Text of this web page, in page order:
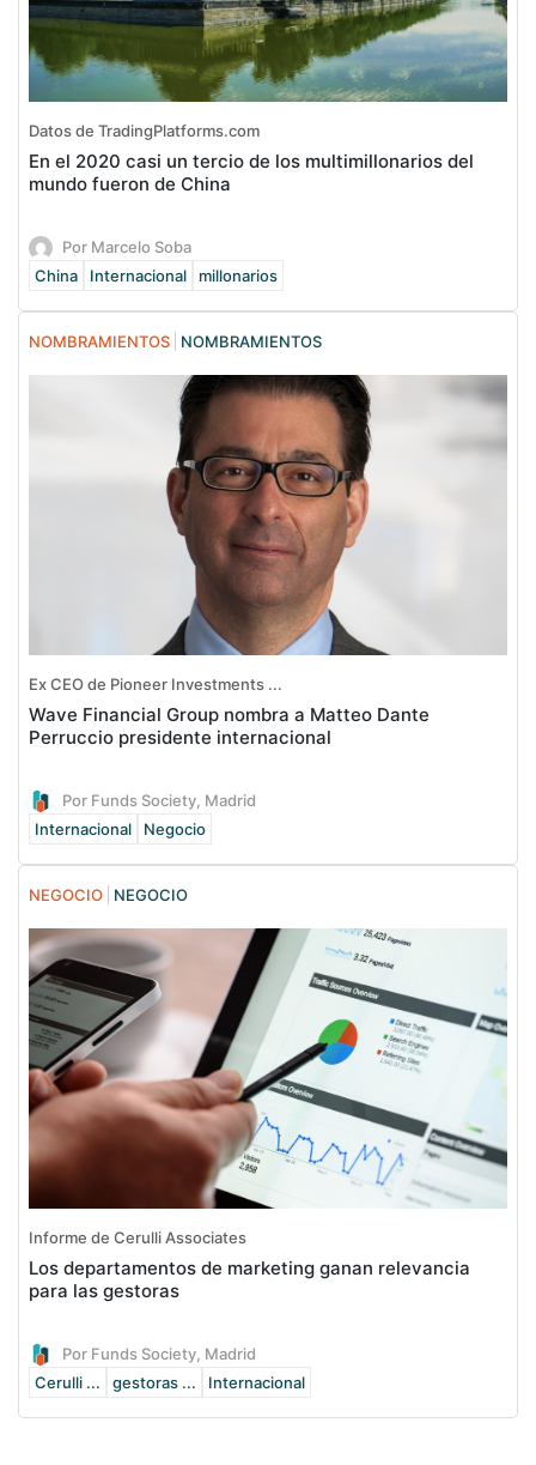
Datos de TradingPlatforms.com
En el 2020 casi un tercio de los multimillonarios del
mundo fueron de China
Por Marcelo Soba
China
Internacional millonarios
NOMBRAMIENTOS NOMBRAMIENTOS
Ex CEO de Pioneer Investments ...
Wave Financial Group nombra a Matteo Dante
Perruccio presidente internacional
Por Funds Society, Madrid
Internacional
Negocio
NEGOCIO NEGOCIO
Informe de Cerulli Associates
Los departamentos de marketing ganan relevancia
para las gestoras
Por Funds Society, Madrid
Cerulli ...
gestoras ... Internacional